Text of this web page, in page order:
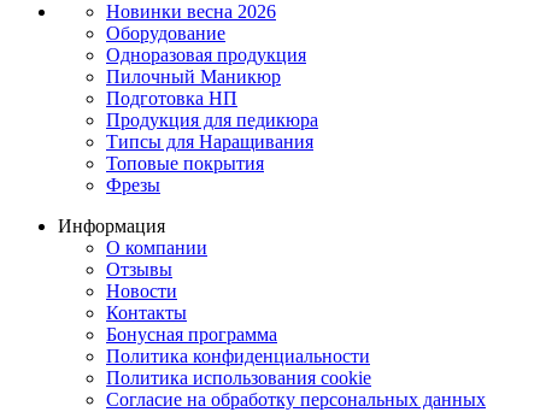
Новинки весна 2026
Оборудование
Одноразовая продукция
Пилочный Маникюр
Подготовка НП
Продукция для педикюра
Типсы для Наращивания
Топовые покрытия
Фрезы
Информация
О компании
Отзывы
Новости
Контакты
Бонусная программа
Политика конфиденциальности
Политика использования cookie
Согласие на обработку персональных данных